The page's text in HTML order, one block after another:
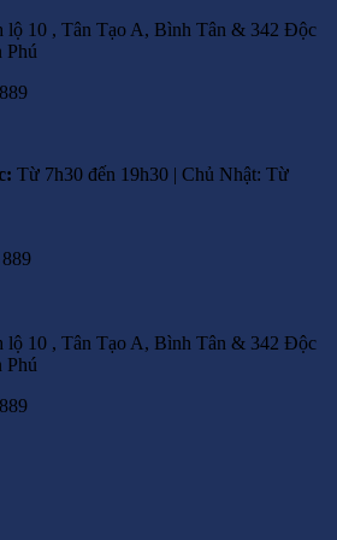
lộ 10 , Tân Tạo A, Bình Tân & 342 Độc
Phú
Từ 7h30 đến 19h30 | Chủ Nhật: Từ
lộ 10 , Tân Tạo A, Bình Tân & 342 Độc
Phú